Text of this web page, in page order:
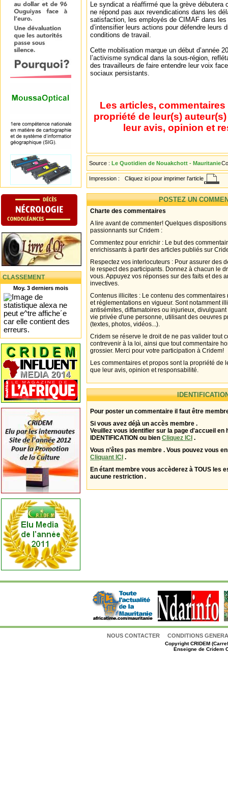
CLASSEMENT
Moy. 3 derniers mois
Le syndicat a réaffirmé que la grève débutera
ne répond pas aux revendications dans les
satisfaction, les employés de CIMAF dans
d’intensifier leurs actions pour défendre leurs
conditions de travail.
Cette mobilisation marque un début d’année
l’activisme syndical dans la sous-région,
des travailleurs de faire entendre leur voix
sociaux persistants.
Les articles,
propriété de leur(s)
leur avis, opinion et
Source : Le Quotidien de Nouakchott - Mauritanie
Impression : Cliquez ici pour imprimer l'article
POSTEZ UN
Charte des commentaires
A lire avant de commenter! Quelques
passionnants sur Cridem :
Commentez pour enrichir : Le but des
enrichissants à partir des articles publiés sur
Respectez vos interlocuteurs : Pour assurer des
le respect des participants. Donnez à chacun le
vous. Appuyez vos réponses sur des faits et des
invectives.
Contenus illicites : Le contenu des
et réglementations en vigueur. Sont notamment
antisémites, diffamatoires ou injurieux,
vie privée d'une personne, utilisant des oeuvres
(textes, photos, vidéos...).
Cridem se réserve le droit de ne pas valider tout
contrevenir à la loi, ainsi que tout commentaire
grossier. Merci pour votre participation à Cridem!
Les commentaires et propos sont la propriété de
que leur avis, opinion et responsabilité.
Pour poster un commentaire il faut être
Si vous avez déjà un accès membre .
Veuillez vous identifier sur la page d'accueil en
IDENTIFICATION ou bien Cliquez ICI .
Vous n'êtes pas membre . Vous pouvez vous
Cliquant ICI .
En étant membre vous accèderez à TOUS les
aucune restriction .
NOUS CONTACTER CONDITIONS
CopyrightCRIDEM
Enseigne de Cridem